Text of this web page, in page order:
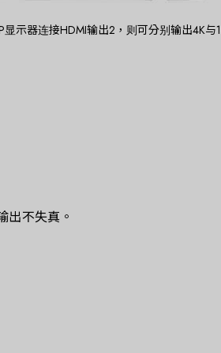
示器连接HDMI输出2，则可分别输出4K与
出不失真。